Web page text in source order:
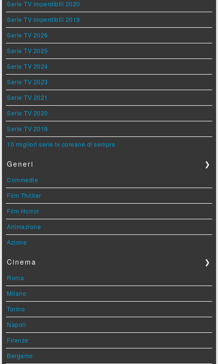
Serie TV imperdibili 2020
Serie TV imperdibili 2019
Serie TV 2026
Serie TV 2025
Serie TV 2024
Serie TV 2023
Serie TV 2021
Serie TV 2020
Serie TV 2019
10 migliori serie tv coreane di sempre
Generi ❯
Commedie
Film Thriller
Film Horror
Animazione
Azione
Cinema ❯
Roma
Milano
Torino
Napoli
Firenze
Bergamo